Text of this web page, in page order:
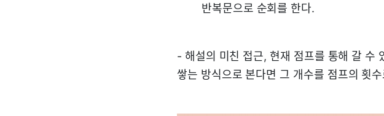
반복문으로 순회를 한다.
- 해설의 미친 접근, 현재 점프를 통해 갈 수
쌓는 방식으로 본다면 그 개수를 점프의 횟